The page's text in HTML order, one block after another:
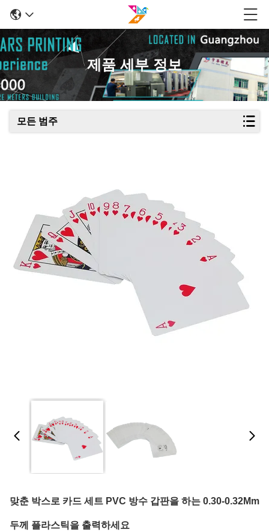
제품 세부 정보
모든 범주
맞춘 박스로 카드 세트 PVC 방수 갑판을 하는 0.30-0.32Mm
두께 플라스틱을 출력하세요